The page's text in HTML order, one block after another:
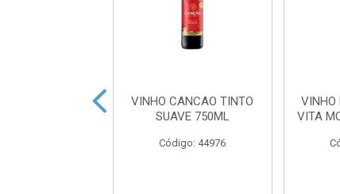
VINHO CANCAO TINTO
SUAVE 750ML
Código: 44976
VINHO
VITA